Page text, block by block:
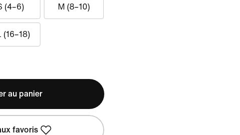
(4–6) M (8–10)
(16–18)
au panier
favoris